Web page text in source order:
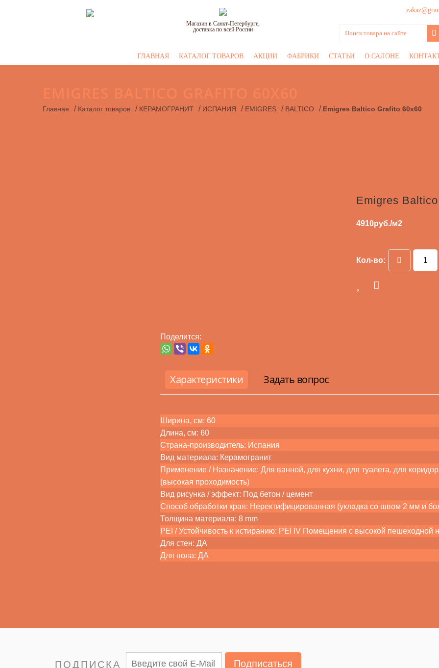
Магазин в Санкт-Петербурге,
доставка по всей России
ГЛАВНАЯ КАТАЛОГ ТОВАРОВ АКЦИИ ФАБРИКИ СТАТЬИ О САЛОНЕ
Главная / Каталог товаров / КЕРАМОГРАНИТ / ИСПАНИЯ / EMIGRES / BALTICO / Emigres Baltico Grafito 60х60
Emigres
4910руб./м2
Кол-во:
Поделится:
Характеристики Задать вопрос
Ширина, см: 60
Длина, см: 60
Страна-производитель: Испания
Вид материала: Керамогранит
Применение / Назначение: Для ванной, для кухни, для туалета, для
(высокая проходимость)
Вид рисунка / эффект: Под бетон / цемент
Способ обработки края: Неректифицированная (укладка со швом 2 мм и
Толщина материала: 8 mm
PEI / Устойчивость к истиранию: PEI IV Помещения с высокой пешеходной
Для стен: ДА
Для пола: ДА
ПОДПИСКА Подписаться